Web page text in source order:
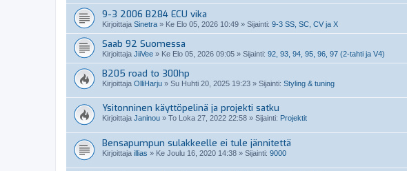
9-3 2006 B284 ECU vika
Kirjoittaja Sinetra » Ke Elo 05, 2026 10:49 » Sijainti: 9-3 SS, SC, CV ja X
Saab 92 Suomessa
Kirjoittaja JiiVee » Ke Elo 05, 2026 09:05 » Sijainti: 92, 93, 94, 95, 96, 97 (2-tahti ja V4)
B205 road to 300hp
Kirjoittaja OlliHarju » Su Huhti 20, 2025 19:23 » Sijainti: Styling & tuning
Ysitonninen käyttöpelinä ja projekti satku
Kirjoittaja Janinou » To Loka 27, 2022 22:58 » Sijainti: Projektit
Bensapumpun sulakkeelle ei tule jännitettä
Kirjoittaja illias » Ke Joulu 16, 2020 14:38 » Sijainti: 9000